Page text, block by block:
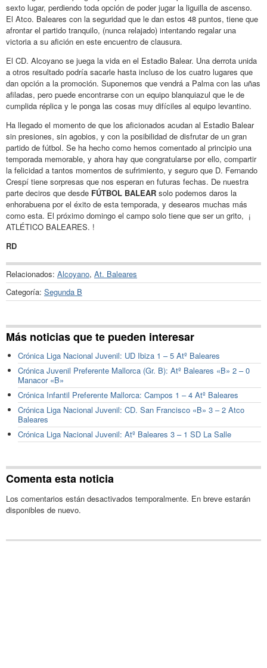
sexto lugar, perdiendo toda opción de poder jugar la liguilla de ascenso.
El Atco. Baleares con la seguridad que le dan estos 48 puntos, tiene que
afrontar el partido tranquilo, (nunca relajado) intentando regalar una
victoria a su afición en este encuentro de clausura.
El CD. Alcoyano se juega la vida en el Estadio Balear. Una derrota unida
a otros resultado podría sacarle hasta incluso de los cuatro lugares que
dan opción a la promoción. Suponemos que vendrá a Palma con las uñas
afiladas, pero puede encontrarse con un equipo blanquiazul que le de
cumplida réplica y le ponga las cosas muy difíciles al equipo levantino.
Ha llegado el momento de que los aficionados acudan al Estadio Balear
sin presiones, sin agobios, y con la posibilidad de disfrutar de un gran
partido de fútbol. Se ha hecho como hemos comentado al principio una
temporada memorable, y ahora hay que congratularse por ello, compartir
la felicidad a tantos momentos de sufrimiento, y seguro que D. Fernando
Crespí tiene sorpresas que nos esperan en futuras fechas. De nuestra
parte deciros que desde FÚTBOL BALEAR solo podemos daros la
enhorabuena por el éxito de esta temporada, y desearos muchas más
como esta. El próximo domingo el campo solo tiene que ser un grito, ¡
ATLÉTICO BALEARES. !
RD
Relacionados: Alcoyano, At. Baleares
Categoría: Segunda B
Más noticias que te pueden interesar
Crónica Liga Nacional Juvenil: UD Ibiza 1 – 5 Atº Baleares
Crónica Juvenil Preferente Mallorca (Gr. B): Atº Baleares «B» 2 – 0
Manacor «B»
Crónica Infantil Preferente Mallorca: Campos 1 – 4 Atº Baleares
Crónica Liga Nacional Juvenil: CD. San Francisco «B» 3 – 2 Atco
Baleares
Crónica Liga Nacional Juvenil: Atº Baleares 3 – 1 SD La Salle
Comenta esta noticia
Los comentarios están desactivados temporalmente. En breve estarán
disponibles de nuevo.